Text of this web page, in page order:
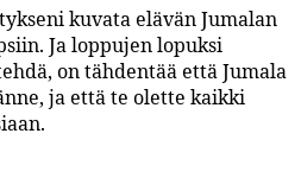
kuvata elävän Jumalan
Ja loppujen lopuksi
on tähdentää että Jumala
ja että te olette kaikki